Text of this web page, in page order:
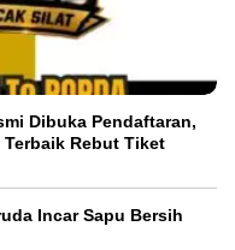
Dibuka Pendaftaran,
Rebut Tiket
Incar Sapu Bersih